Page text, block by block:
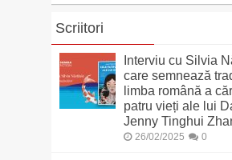
Scriitori
Interviu cu Silvia
care semnează
limba română a
patru vieți ale lui
Jenny Tinghui
26/02/2025 0